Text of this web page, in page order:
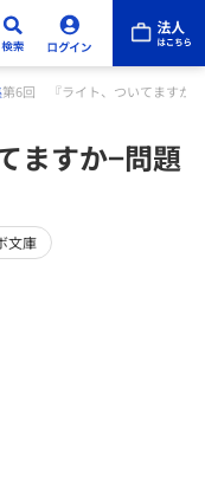
第6回 『ライト、ついてますか−
ますか−問題
文庫